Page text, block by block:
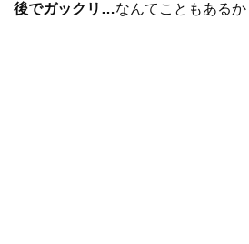
後でガックリ…なんてこともあるか